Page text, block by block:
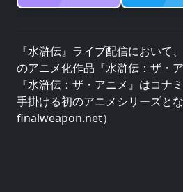
『水滸伝』ライブ配信において
のアニメ化作品『水滸伝：ザ・
『水滸伝：ザ・アニメ』はコナ
手掛ける初のアニメシリーズと
finalweapon.net）